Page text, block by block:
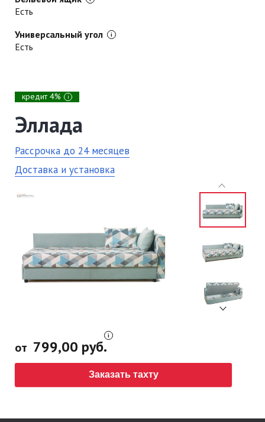
Есть
Универсальный угол
Есть
кредит 4% i
Эллада
Рассрочка до 24 месяцев
Доставка и установка
от 799,00 руб.
Заказать тахту